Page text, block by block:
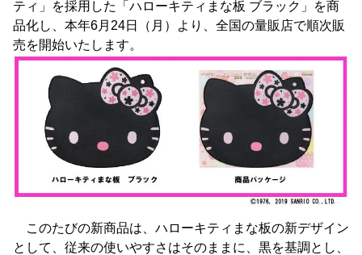
ティ」を採用した「ハローキティまな板 ブラック」を商
品化し、本年6月24日（月）より、全国の量販店で順次販
売を開始いたします。
このたびの新商品は、ハローキティまな板の新デザイン
として、従来の使いやすさはそのままに、黒を基調とし、